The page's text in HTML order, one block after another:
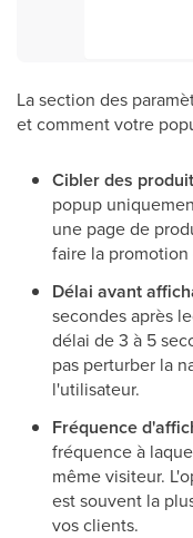
La section des
et comment votre
Cibler des
popup
une page de
faire la
Délai avant
secondes après
délai de 3 à 5
pas perturber la
l'utilisateur.
Fréquence
fréquence à
même visiteur.
est souvent la
vos clients.